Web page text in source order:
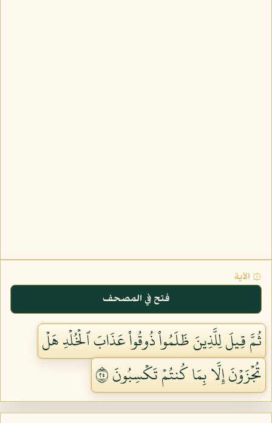
۞ الآية
فتح في المصحف
ثُمَّ قِيلَ لِلَّذِينَ ظَلَمُواْ ذُوقُواْ عَذَابَ ٱلۡخُلۡدِ هَلۡ
تُجۡزَوۡنَ إِلَّا بِمَا كُنتُمۡ تَكۡسِبُونَ ٥٢